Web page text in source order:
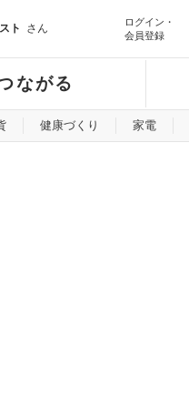
ト さん
ログイン・
会員登録
ながる
健康づくり 家電